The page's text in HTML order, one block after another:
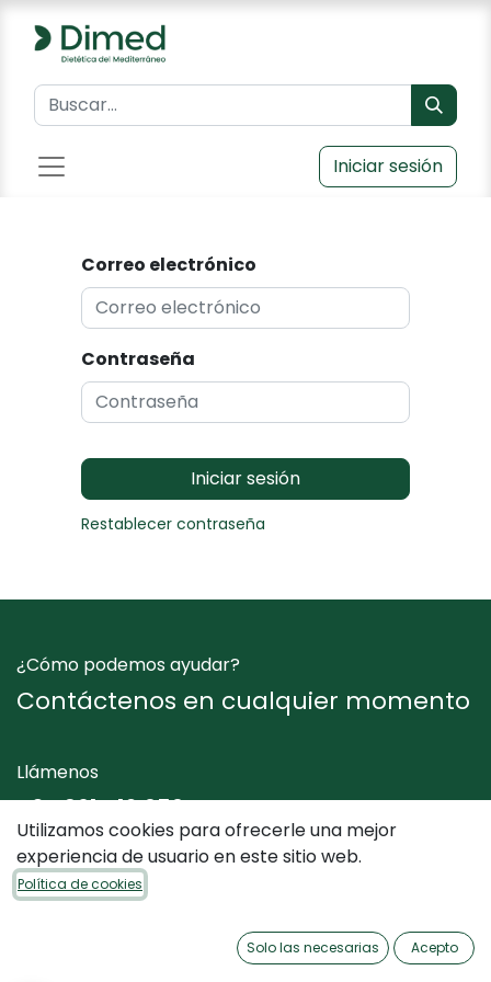
Iniciar sesión
Correo electrónico
Contraseña
Iniciar sesión
Restablecer contraseña
¿Cómo podemos ayudar?
Contáctenos en cualquier momento
Llámenos
+34 961 412 050
Envíenos un mensaje
Utilizamos cookies para ofrecerle una mejor
experiencia de usuario en este sitio web.
Política de cookies
Solo las necesarias Acepto